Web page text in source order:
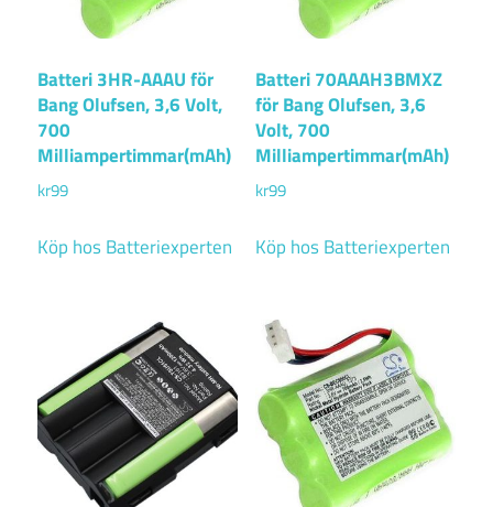
Batteri 3HR-AAAU för
Bang Olufsen, 3,6 Volt,
700
Milliampertimmar(mAh)
kr99
Köp hos Batteriexperten
Batteri 70AAAH3BMXZ
för Bang Olufsen, 3,6
Volt, 700
Milliampertimmar(mAh)
kr99
Köp hos Batteriexperten